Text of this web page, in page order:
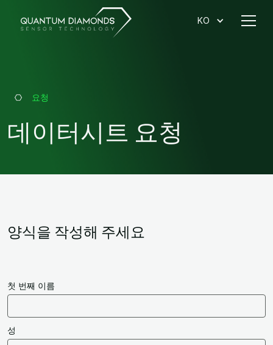
KO
요청
데이터시트 요청
양식을 작성해 주세요
첫 번째 이름
성